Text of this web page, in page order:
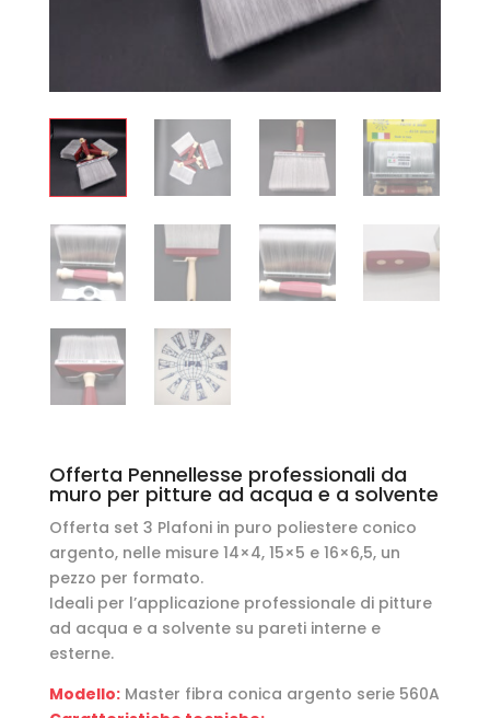
Offerta Pennellesse professionali da
muro per pitture ad acqua e a solvente
Offerta set 3 Plafoni in puro poliestere conico
argento, nelle misure 14×4, 15×5 e 16×6,5, un
pezzo per formato.
Ideali per l’applicazione professionale di pitture
ad acqua e a solvente su pareti interne e
esterne.
Modello:Master fibra conica argento serie 560A